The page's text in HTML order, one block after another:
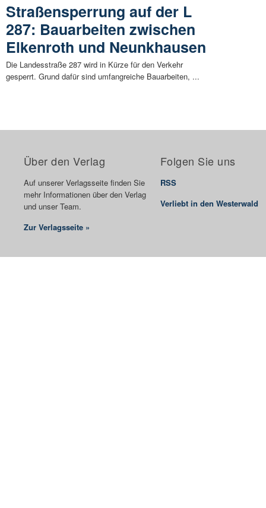
Straßensperrung auf der L
287: Bauarbeiten zwischen
Elkenroth und Neunkhausen
Die Landesstraße 287 wird in Kürze für den Verkehr
gesperrt. Grund dafür sind umfangreiche Bauarbeiten, ...
Über den Verlag
Auf unserer Verlagsseite finden Sie
mehr Informationen über den Verlag
und unser Team.
Zur Verlagsseite »
Folgen Sie uns
RSS
Verliebt in den Westerwald